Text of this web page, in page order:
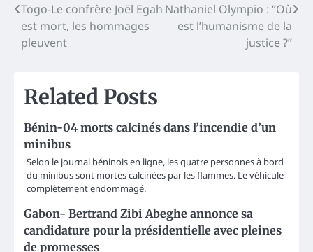
Post
navigation
Togo-Le confrère Joël Egah
est mort, les hommages
pleuvent
Nathaniel Olympio : “Où
est l’humanisme de la
justice ?”
Related Posts
Bénin-04 morts calcinés dans l’incendie d’un
minibus
Selon le journal béninois en ligne, les quatre personnes à bord
du minibus sont mortes calcinées par les flammes. Le véhicule
complètement endommagé.
Gabon- Bertrand Zibi Abeghe annonce sa
candidature pour la présidentielle avec pleines
de promesses